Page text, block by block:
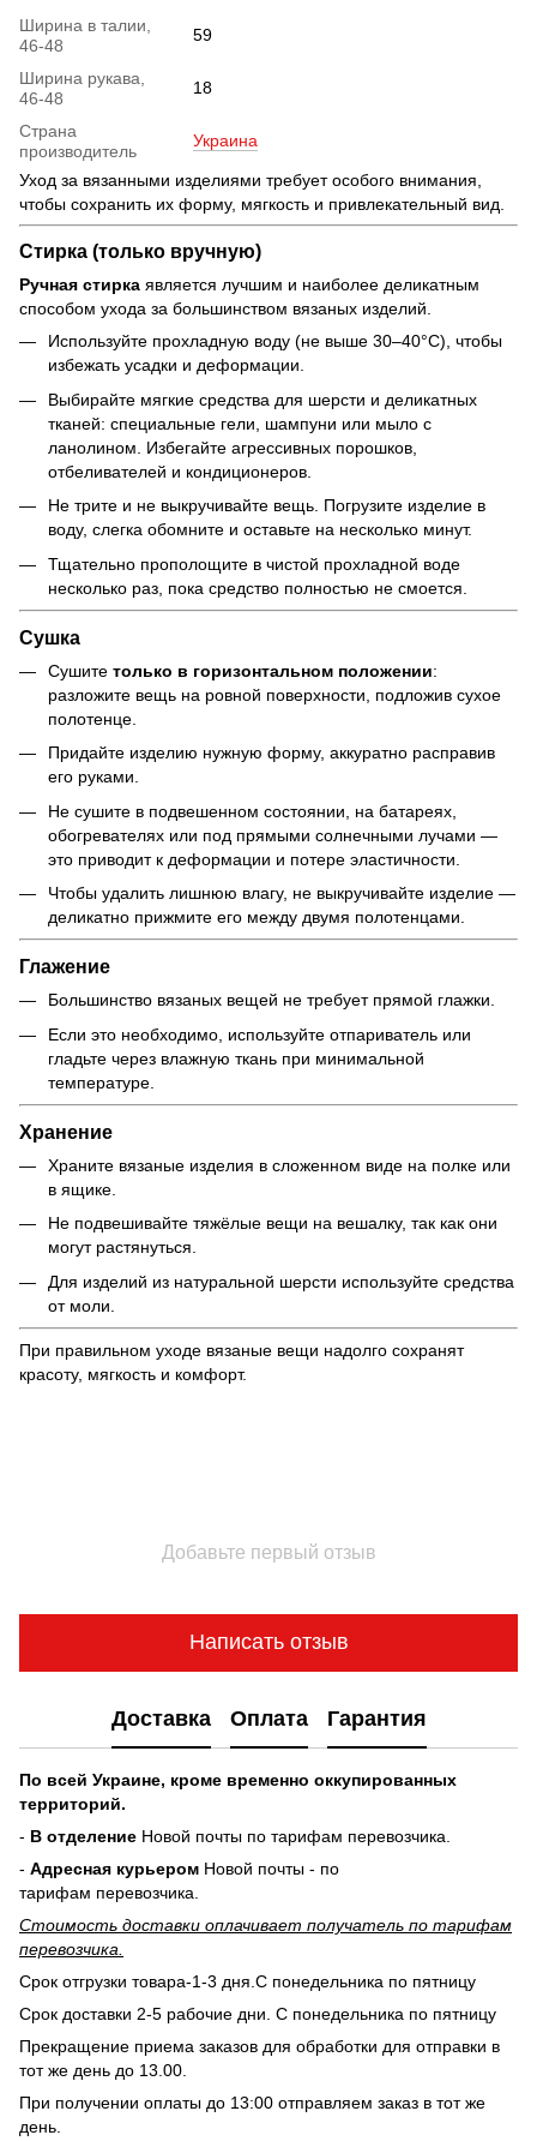
Ширина в талии,
46-48
59
Ширина рукава,
46-48
18
Страна
производитель
Украина
Уход за вязанными изделиями требует особого внимания,
чтобы сохранить их форму, мягкость и привлекательный вид.
Стирка (только вручную)
Ручная стирка является лучшим и наиболее деликатным
способом ухода за большинством вязаных изделий.
Используйте прохладную воду (не выше 30–40°C), чтобы
избежать усадки и деформации.
Выбирайте мягкие средства для шерсти и деликатных
тканей: специальные гели, шампуни или мыло с
ланолином. Избегайте агрессивных порошков,
отбеливателей и кондиционеров.
Не трите и не выкручивайте вещь. Погрузите изделие в
воду, слегка обомните и оставьте на несколько минут.
Тщательно прополощите в чистой прохладной воде
несколько раз, пока средство полностью не смоется.
Сушка
Сушите только в горизонтальном положении:
разложите вещь на ровной поверхности, подложив сухое
полотенце.
Придайте изделию нужную форму, аккуратно расправив
его руками.
Не сушите в подвешенном состоянии, на батареях,
обогревателях или под прямыми солнечными лучами —
это приводит к деформации и потере эластичности.
Чтобы удалить лишнюю влагу, не выкручивайте изделие —
деликатно прижмите его между двумя полотенцами.
Глажение
Большинство вязаных вещей не требует прямой глажки.
Если это необходимо, используйте отпариватель или
гладьте через влажную ткань при минимальной
температуре.
Хранение
Храните вязаные изделия в сложенном виде на полке или
в ящике.
Не подвешивайте тяжёлые вещи на вешалку, так как они
могут растянуться.
Для изделий из натуральной шерсти используйте средства
от моли.
При правильном уходе вязаные вещи надолго сохранят
красоту, мягкость и комфорт.
Добавьте первый отзыв
Написать отзыв
Доставка Оплата Гарантия
По всей Украине, кроме временно оккупированных
территорий.
- В отделение Новой почты по тарифам перевозчика.
- Адресная курьером Новой почты - по
тарифам перевозчика.
Стоимость доставки оплачивает получатель по тарифам
перевозчика.
Срок отгрузки товара-1-3 дня.С понедельника по пятницу
Срок доставки 2-5 рабочие дни. С понедельника по пятницу
Прекращение приема заказов для обработки для отправки в
тот же день до 13.00.
При получении оплаты до 13:00 отправляем заказ в тот же
день.